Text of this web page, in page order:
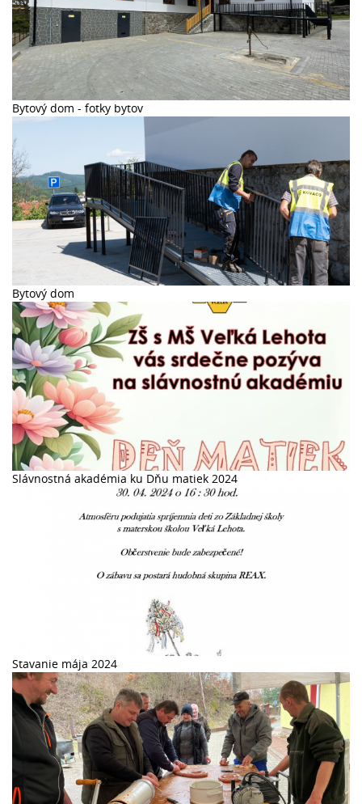
Bytový dom - fotky bytov
Bytový dom
Slávnostná akadémia ku Dňu matiek 2024
Stavanie mája 2024